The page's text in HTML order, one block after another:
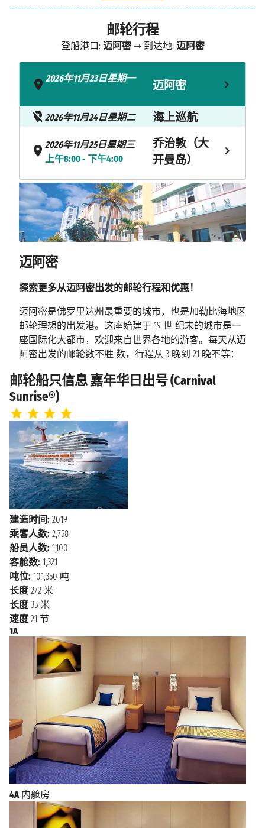
邮轮行程
登船港口: 迈阿密➞ 到达地: 迈阿密
2026年11月23日星期一
迈阿密
2026年11月24日星期二 海上巡航
2026年11月25日星期三
上午8:00 - 下午4:00
乔治敦（大
开曼岛）
2026年11月26日星期四
上午8:00 - 下午4:00
奥乔里奥斯
2026年11月27日星期五 海上巡航
2026年11月28日星期六
上午10:00 - 下午6:00
上午8:00
迈阿密
迈阿密
探索更多从迈阿密出发的邮轮行程和优惠！
迈阿密是佛罗里达州最重要的城市，也是加勒比海地区
邮轮理想的出发港。这座始建于 19 世 纪末的城市是一
座国际化大都市，欢迎来自世界各地的游客。每天从迈
阿密出发的邮轮数不胜 数，行程从 3 晚到 21 晚不等：
与伦比 的价格预订您的下一个假期！
佛罗里达州的蓝天、热闹的夜生活和迷人的古巴文化，
让这座俯瞰大西洋的多语言城市充满了 活力。这里每
年还吸引了来自世界各地的公众人物来此度假，不仅如
此，迈阿密水族馆嬉戏的 海豚和鹦鹉丛林岛振翅飞翔
的热带鸟类也体现了当地优美的自然环境。
邮轮船只信息 嘉年华日出号 (Carnival
Sunrise®)
建造时间: 2019
乘客人数: 2,758
船员人数: 1,100
客舱数: 1,321
吨位: 101,350 吨
长度 272 米
长度 35 米
速度 21 节
1A
4A 内舱房